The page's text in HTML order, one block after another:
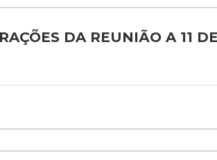
DA REUNIÃO A 11